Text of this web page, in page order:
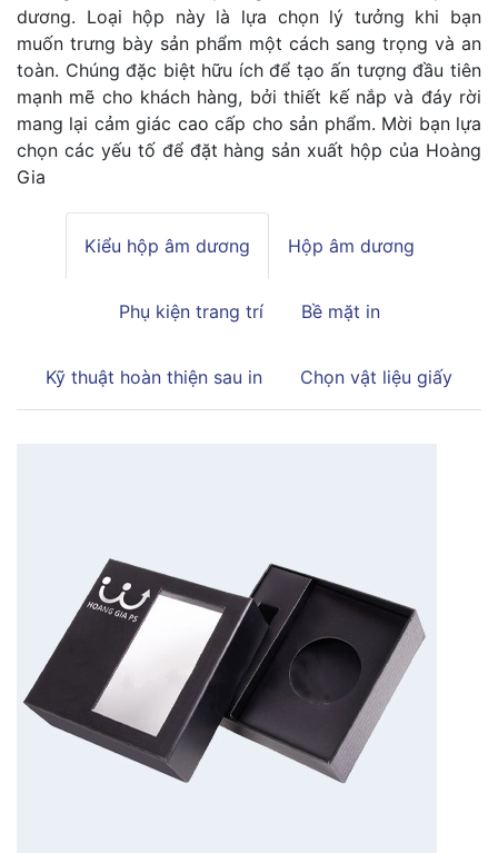
dương. Loại hộp này là lựa chọn lý tưởng khi bạn
muốn trưng bày sản phẩm một cách sang trọng và an
toàn. Chúng đặc biệt hữu ích để tạo ấn tượng đầu tiên
mạnh mẽ cho khách hàng, bởi thiết kế nắp và đáy rời
mang lại cảm giác cao cấp cho sản phẩm. Mời bạn lựa
chọn các yếu tố để đặt hàng sản xuất hộp của Hoàng
Gia
Kiểu hộp âm dương Hộp âm dương
Phụ kiện trang trí Bề mặt in
Kỹ thuật hoàn thiện sau in Chọn vật liệu giấy